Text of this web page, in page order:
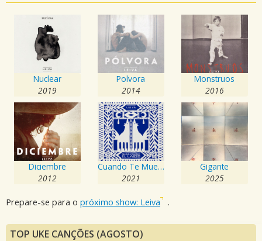
Nuclear
2019
Polvora
2014
Monstruos
2016
Diciembre
2012
Cuando Te Muerdes el Labio
2021
Gigante
2025
Prepare-se para o próximo show: Leiva .
TOP UKE CANÇÕES (AGOSTO)